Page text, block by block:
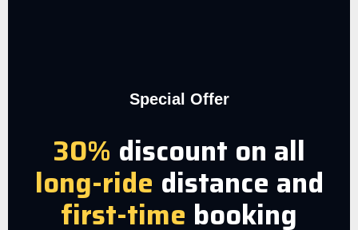
Special Offer
30% discount on all
long-ride distance and
first-time booking